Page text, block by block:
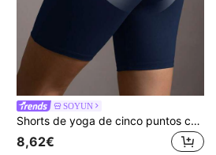
SOYUN
Shorts de yoga de cinco puntos con diseño de bloques de color para mujer, marca Soyun, estilo deportivo
8,62€